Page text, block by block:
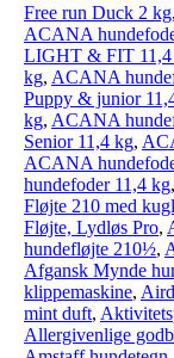
Free run Duck 2 kg,
ACANA
LIGHT & FIT
kg, ACANA
Puppy & junior
kg, ACANA
Senior 11,4 kg,
ACANA
hundefoder 11,4 kg,
Fløjte 210 med
Fløjte, Lydløs Pro,
hundefløjte 210½,
Afgansk Mynde
klippemaskine,
mint duft,
Allergivenlige